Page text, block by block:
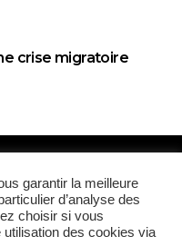
crise migratoire
CONTACT
garantir la meilleure
d’analyse des
choisir si vous
des cookies via